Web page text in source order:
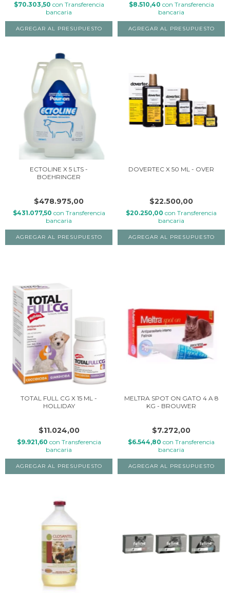
$70.303,50 con Transferencia
bancaria
$8.510,40 con Transferencia
bancaria
ECTOLINE X 5 LTS -
BOEHRINGER
$478.975,00
$431.077,50 con Transferencia
bancaria
DOVERTEC X 50 ML - OVER
$22.500,00
$20.250,00 con Transferencia
bancaria
TOTAL FULL CG X 15 ML -
HOLLIDAY
$11.024,00
$9.921,60 con Transferencia
bancaria
MELTRA SPOT ON GATO 4 A 8
KG - BROUWER
$7.272,00
$6.544,80 con Transferencia
bancaria